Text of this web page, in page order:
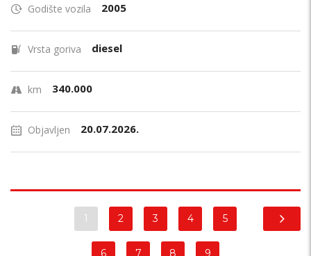
Godište vozila 2005
Vrsta goriva diesel
km 340.000
Objavljen 20.07.2026.
1 2 3 4 5
6 7 8 9